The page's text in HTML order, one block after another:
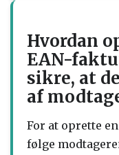
Hvordan
EAN-
sikre, at
af
For at oprette
følge